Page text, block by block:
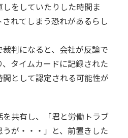
をしていたりした時間ま
れてしまう恐れがあるらし
判になると、会社が反論で
タイムカードに記録された
として認定される可能性が
共有し、「君と労働トラブ
が・・・」と、前置きした